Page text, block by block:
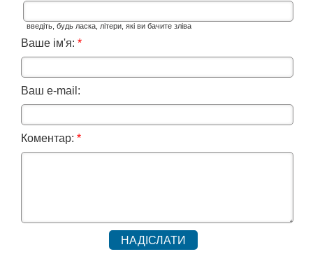
введіть, будь ласка, літери, які ви бачите зліва
Ваше ім'я: *
Ваш e-mail:
Коментар: *